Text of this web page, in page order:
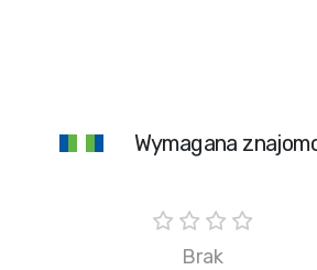
Wymagana
Brak